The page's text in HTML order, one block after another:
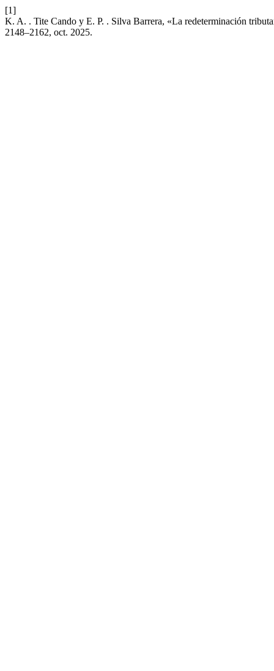
[1]
K. A. . Tite Cando y E. P. . Silva Barrera, «La redeterminación
2148–2162, oct. 2025.